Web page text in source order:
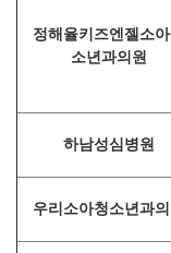
정해율키즈엔젤소
소년과의원
하남성심병원
우리소아청소년과의